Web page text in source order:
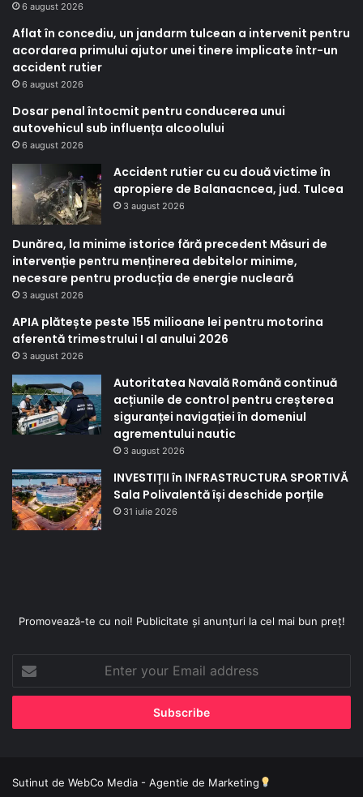
6 august 2026
Aflat în concediu, un jandarm tulcean a intervenit pentru
acordarea primului ajutor unei tinere implicate într-un
accident rutier
6 august 2026
Dosar penal întocmit pentru conducerea unui
autovehicul sub influența alcoolului
6 august 2026
Accident rutier cu cu două victime în
apropiere de Balanacncea, jud. Tulcea
3 august 2026
Dunărea, la minime istorice fără precedent Măsuri de
intervenție pentru menținerea debitelor minime,
necesare pentru producția de energie nucleară
3 august 2026
APIA plătește peste 155 milioane lei pentru motorina
aferentă trimestrului I al anului 2026
3 august 2026
Autoritatea Navală Română continuă
acțiunile de control pentru creșterea
siguranței navigației în domeniul
agrementului nautic
3 august 2026
INVESTIȚII în INFRASTRUCTURA SPORTIVĂ
Sala Polivalentă își deschide porțile
31 iulie 2026
Promovează-te cu noi! Publicitate și anunțuri la cel mai bun preț!
your
Email
Sutinut de WebCo Media - Agentie de Marketing